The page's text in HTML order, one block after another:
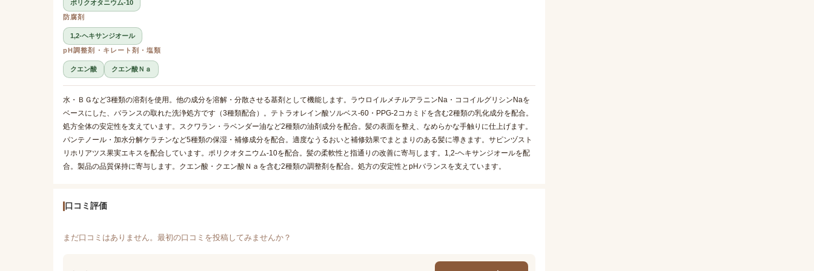
ポリクオタニウム-10
防腐剤
1,2-ヘキサンジオール
pH調整剤・キレート剤・塩類
クエン酸 クエン酸Ｎａ
水・ＢＧなど3種類の溶剤を使用。他の成分を溶解・分散させる基剤として機能します。ラウロイルメチルアラニンNa・ココイルグリシンNaを
ベースにした、バランスの取れた洗浄処方です（3種類配合）。テトラオレイン酸ソルベス-60・PPG-2コカミドを含む2種類の乳化成分を配合。
処方全体の安定性を支えています。スクワラン・ラベンダー油など2種類の油剤成分を配合。髪の表面を整え、なめらかな手触りに仕上げます。
パンテノール・加水分解ケラチンなど5種類の保湿・補修成分を配合。適度なうるおいと補修効果でまとまりのある髪に導きます。サピンヅスト
リホリアツス果実エキスを配合しています。ポリクオタニウム-10を配合。髪の柔軟性と指通りの改善に寄与します。1,2-ヘキサンジオールを配
合。製品の品質保持に寄与します。クエン酸・クエン酸Ｎａを含む2種類の調整剤を配合。処方の安定性とpHバランスを支えています。
口コミ評価
まだ口コミはありません。最初の口コミを投稿してみませんか？